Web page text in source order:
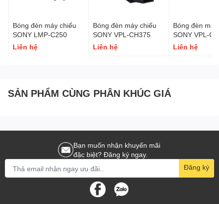
Bóng đèn máy chiếu
SONY LMP-C250
Liên hệ
Bóng đèn máy chiếu
SONY VPL-CH375
Liên hệ
Bóng đèn
SONY VPL-
Liên hệ
SẢN PHẨM CÙNG PHÂN KHÚC GIÁ
Bạn muốn nhận khuyến mãi
đặc biệt? Đăng ký ngay.
Đăng ký